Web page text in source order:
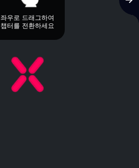
좌우로 드래그하여
챕터를 전환하세요